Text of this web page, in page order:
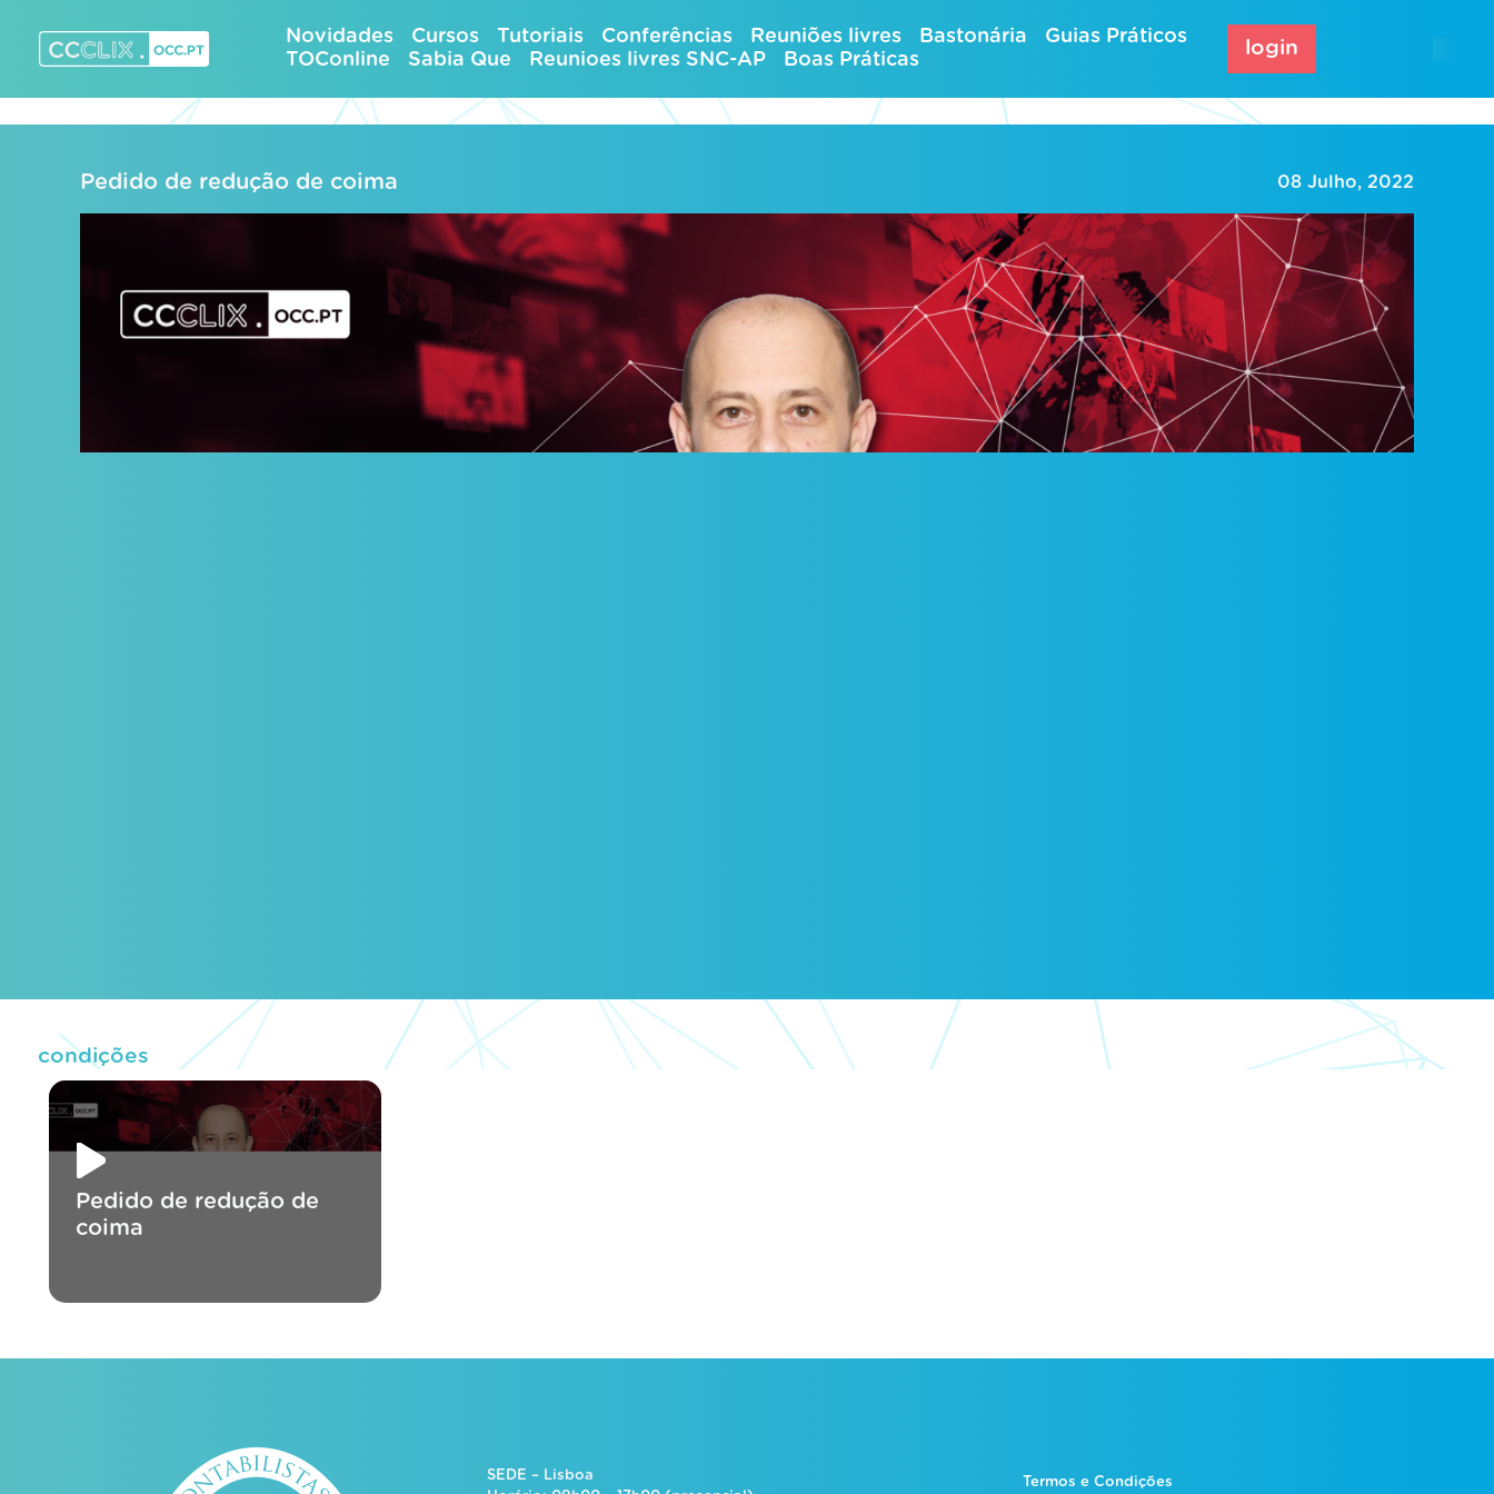
content
Novidades Cursos Tutoriais Conferências Reuniões livres Bastonária
Guias Práticos
TOConline
Sabia Que Reunioes livres SNC-AP Boas Práticas
login
Pedido de redução de coima 08 Julho, 2022
condições
Pedido de redução de
coima
SEDE – Lisboa
Termos e Condições